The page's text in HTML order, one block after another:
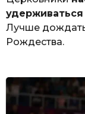
удерживаться
Лучше
Рождества.